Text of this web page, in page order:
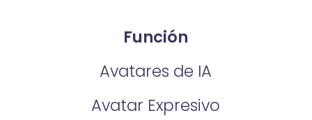
Función
Avatares de IA
Avatar Expresivo